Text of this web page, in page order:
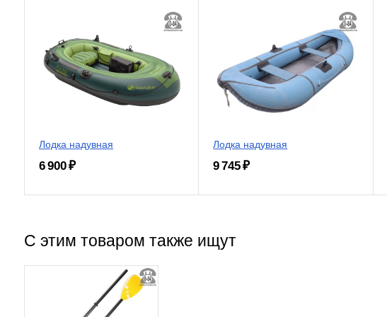
Лодка надувная
6 900 ₽
Лодка надувная
9 745 ₽
С этим товаром также ищут